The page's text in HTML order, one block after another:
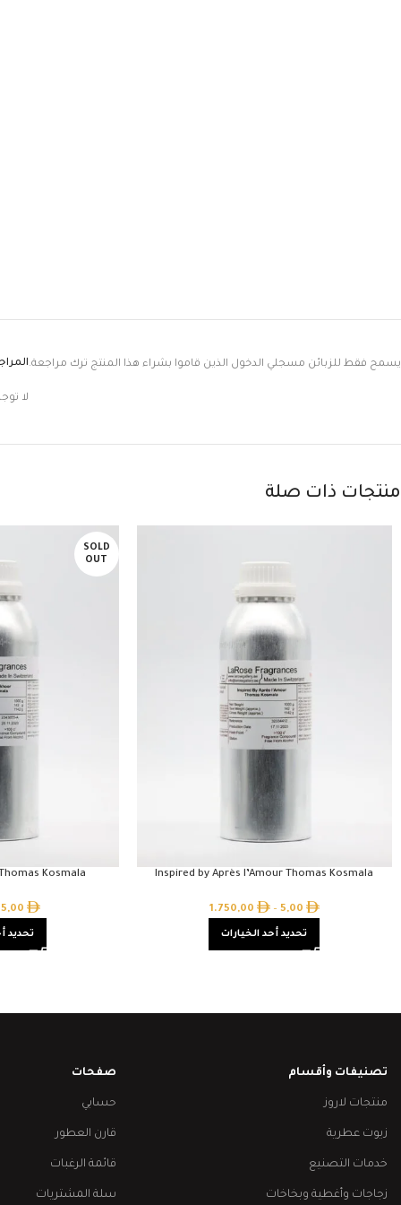
لا
يسمح فقط للزبائن مسجلي الدخول الذين قاموا بشراء هذا المنتج ترك مراجعة.
منتجات ذات صلة
Inspired by Après l’Amour Thomas Kosmala
5,00
–
1.750,00
تحديد أحد الخيارات
SOLD
OUT
Kosmala
5,00
تحديد
تصنيفات وأقسام
منتجات لاروز
زيوت عطرية
خدمات التصنيع
زجاجات وأغطية وبخاخات
صفحات
حسابي
قارن العطور
قائمة الرغبات
سلة المشتريات